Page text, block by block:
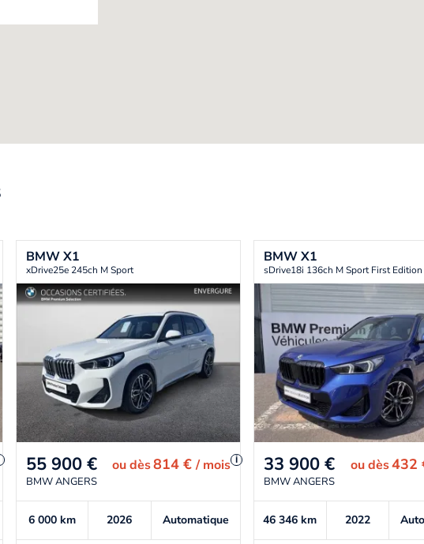
BMWX1
xDrive25e 245ch M Sport
55 900 € oudès814 €/ mois i
BMW ANGERS
6 000 km 2026 Automatique
BMWX1
sDrive18i 136ch M Sport First
33 900 € oudès432
BMW ANGERS
46 346km 2022